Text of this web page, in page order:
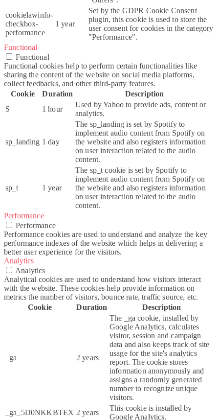
cookielawinfo-
checkbox-
performance
1 year
Set by the GDPR Cookie Consent
plugin, this cookie is used to store the
user consent for cookies in the category
"Performance".
Functional
Functional
Functional cookies help to perform certain functionalities like
sharing the content of the website on social media platforms,
collect feedbacks, and other third-party features.
Cookie
Duration
Description
S
1 hour
Used by Yahoo to provide ads, content or
analytics.
sp_landing 1 day
The sp_landing is set by Spotify to
implement audio content from Spotify on
the website and also registers information
on user interaction related to the audio
content.
sp_t 1 year
The sp_t cookie is set by Spotify to
implement audio content from Spotify on
the website and also registers information
on user interaction related to the audio
content.
Performance
Performance
Performance cookies are used to understand and analyze the key
performance indexes of the website which helps in delivering a
better user experience for the visitors.
Analytics
Analytics
Analytical cookies are used to understand how visitors interact
with the website. These cookies help provide information on
metrics the number of visitors, bounce rate, traffic source, etc.
Cookie
Duration Description
_ga 2 years
The _ga cookie, installed by
Google Analytics, calculates
visitor, session and campaign
data and also keeps track of site
usage for the site's analytics
report. The cookie stores
information anonymously and
assigns a randomly generated
number to recognize unique
visitors.
_ga_5D0NKKBTEX 2 years
This cookie is installed by
Google Analytics.